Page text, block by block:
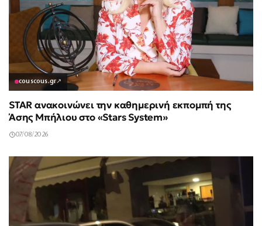
couscous.gr↗
STAR ανακοινώνει την καθημερινή εκπομπή της
Άσης Μπήλιου στο «Stars System»
07/08/2026